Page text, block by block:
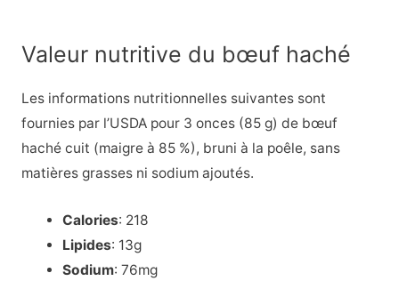
Valeur nutritive du bœuf haché
Les informations nutritionnelles suivantes sont
fournies par l’USDA pour 3 onces (85 g) de bœuf
haché cuit (maigre à 85 %), bruni à la poêle, sans
matières grasses ni sodium ajoutés.
Calories: 218
Lipides: 13g
Sodium: 76mg